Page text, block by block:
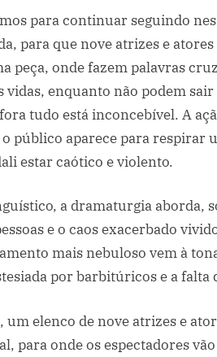
para continuar seguindo
para que nove atrizes e
peça, onde fazem palavras
vidas, enquanto não podem
tudo está inconcebível. A
público aparece para respirar
estar caótico e violento.
a dramaturgia aborda,
e o caos exacerbado
mais nebuloso vem à
por barbitúricos e a falta
um elenco de nove atrizes e
para onde os espectadores